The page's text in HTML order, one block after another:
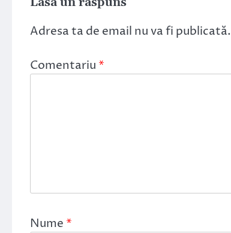
Lasă un răspuns
Adresa ta de email nu va fi publicată.
Comentariu *
Nume *